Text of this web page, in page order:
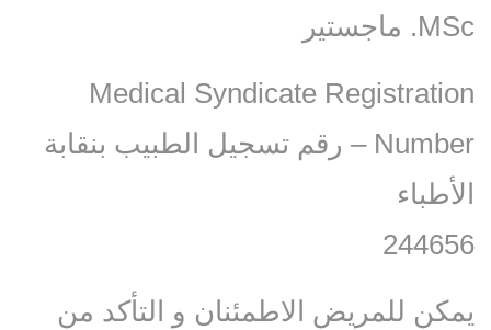
MSc. ماجستير
Medical Syndicate Registration
Number – رقم تسجيل الطبيب بنقابة
الأطباء
244656
يمكن للمريض الاطمئنان و التأكد من